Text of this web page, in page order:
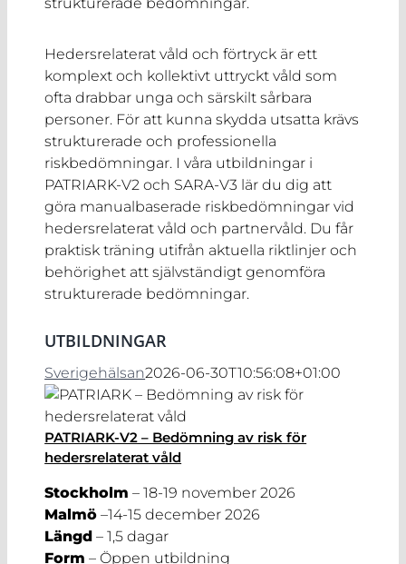
Hedersrelaterat våld och förtryck är ett
komplext och kollektivt uttryckt våld som
ofta drabbar unga och särskilt sårbara
personer. För att kunna skydda utsatta krävs
strukturerade och professionella
riskbedömningar. I våra utbildningar i
PATRIARK-V2 och SARA-V3 lär du dig att
göra manualbaserade riskbedömningar vid
hedersrelaterat våld och partnervåld. Du får
praktisk träning utifrån aktuella riktlinjer och
behörighet att självständigt genomföra
strukturerade bedömningar.
UTBILDNINGAR
Sverigehälsan2026-06-30T10:56:08+01:00
PATRIARK-V2 – Bedömning av risk för
hedersrelaterat våld
Stockholm – 18-19 november 2026
Malmö –14-15 december 2026
Längd – 1,5 dagar
Form – Öppen utbildning